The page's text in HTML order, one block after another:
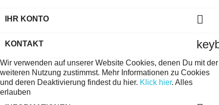
IHR KONTO 
KONTAKT
Wir verwenden auf unserer Website Cookies, denen Du mit der
weiteren Nutzung zustimmst. Mehr Informationen zu Cookies
und deren Deaktivierung findest du hier. Klick hier. Alles
erlauben